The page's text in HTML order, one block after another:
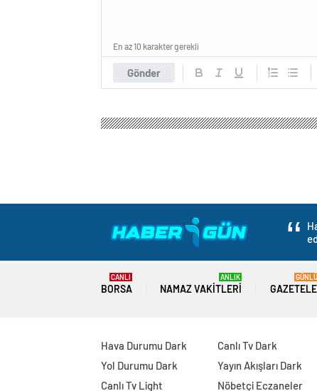
Gönder
En az 10 karakter gerekli
BORSA
CANLI
NAMAZ VAKITLERI
ANLIK
Hava Durumu Dark
Yol Durumu Dark
Canlı Tv Light
Canlı Tv Dark
Yayın Akışları Dark
Nöbetçi Eczaneler